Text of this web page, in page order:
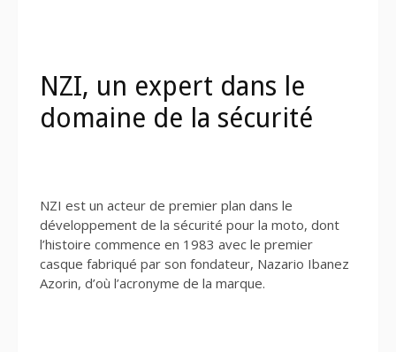
NZI, un expert dans le
domaine de la sécurité
NZI est un acteur de premier plan dans le
développement de la sécurité pour la moto, dont
l’histoire commence en 1983 avec le premier
casque fabriqué par son fondateur, Nazario Ibanez
Azorin, d’où l’acronyme de la marque.